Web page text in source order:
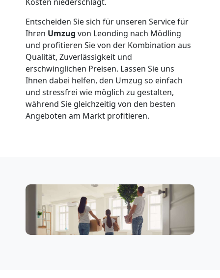
Entscheiden Sie sich für unseren Service für
Ihren Umzug von Leonding nach Mödling
und profitieren Sie von der Kombination aus
Qualität, Zuverlässigkeit und
erschwinglichen Preisen. Lassen Sie uns
Ihnen dabei helfen, den Umzug so einfach
und stressfrei wie möglich zu gestalten,
während Sie gleichzeitig von den besten
Angeboten am Markt profitieren.
Fernumzug
Leonding
Firmenumzug
Leonding
Expressumzug
Leonding